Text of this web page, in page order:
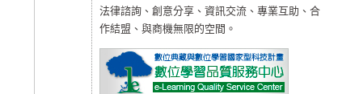
法律諮詢、創意分享、資訊交流、專業互助、合
作結盟、與商機無限的空間。